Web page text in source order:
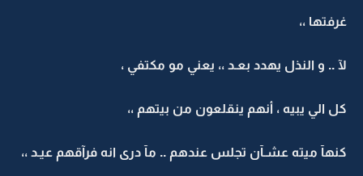
غرفتها ،،
لآ .. و النذل يهدد بعـد ،، يعني مو مكتفي ،
كل الي يبيه ، أنهم ينقلعون من بيتهم ،،
كنهآ ميته عشـآن تجلس عندهم .. مآ درى انه فرآقهم عيـد ،،